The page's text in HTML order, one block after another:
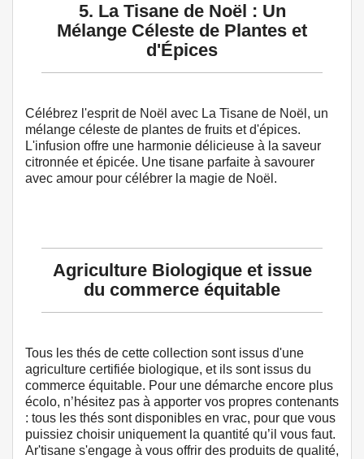
5. La Tisane de Noël : Un
Mélange Céleste de Plantes et
d'Épices
Célébrez l'esprit de Noël avec La Tisane de Noël, un
mélange céleste de plantes de fruits et d'épices.
L'infusion offre une harmonie délicieuse à la saveur
citronnée et épicée. Une tisane parfaite à savourer
avec amour pour célébrer la magie de Noël.
Agriculture Biologique et issue
du commerce équitable
Tous les thés de cette collection sont issus d'une
agriculture certifiée biologique, et ils sont issus du
commerce équitable. Pour une démarche encore plus
écolo, n’hésitez pas à apporter vos propres contenants
: tous les thés sont disponibles en vrac, pour que vous
puissiez choisir uniquement la quantité qu’il vous faut.
Ar'tisane s'engage à vous offrir des produits de qualité,